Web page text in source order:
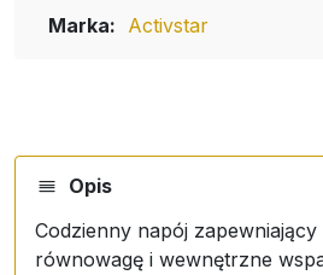
Marka: Activstar
Opis
Codzienny napój
równowagę i wewnętrzne